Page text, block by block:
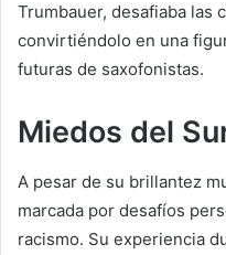
Trumbauer, desafiaba las
convirtiéndolo en una
futuras de saxofonistas.
Miedos del
A pesar de su brillantez
marcada por desafíos
racismo. Su experiencia